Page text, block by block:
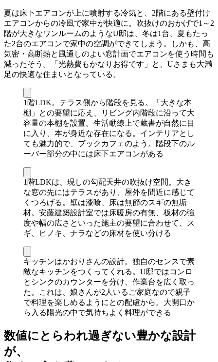
夏は床下エアコンが上に噴射する冷気と、2階にある壁付け
エアコンからの冷風で家中が快適に。吹抜けのおかげで1～2
階が大きなワンルームのようなU邸は、冬は1台、夏もたっ
た2台のエアコンで家中の空調ができてしまう。しかも、高
気密・高断熱と風通しのよい窓計画でエアコンを使う時間も
減ったそう。「光熱費もかなりお得です」と、Uさまも大満
足の快適な住まいとなっている。
1階LDK。テラス側から階段を見る。「大きな本
棚」との要望に応え、リビング内階段に沿って大
容量の本棚を設置。生活動線上で蔵書が自然に目
に入り、本が身近な存在になる。インテリアとし
ても魅力的で、ブックカフェのよう。階段下のル
ーバー部分の中には床下エアコンがある
1階LDKは、現しの勾配天井の吹抜け空間。大き
な窓の先にはテラスがあり、屋外を間近に感じて
くつろげる。壁は漆喰、床は無節のスギの無垢
材。安藤建築設計室では床暖房の有無、板材の強
度や幅の広さといった施主の要望に合わせて、ス
ギ、ヒノキ、ナラなどの床材を使い分ける
キッチンはかおりさんの設計。独自のセンスで素
敵なキッチンをつくってくれる。U邸ではコンロ
とシンクのカウンターを分け、作業台を広く取っ
た。これは、娘さんが2人いるご家庭なので親子
で料理を楽しめるようにとの配慮から。大開口か
ら入る陽光の中で気持ちよく料理ができる
数値にとらわれ過ぎない豊かな設計
が、